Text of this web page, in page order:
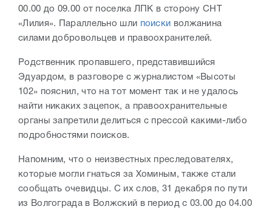
00.00 до 09.00 от поселка ЛПК в сторону СНТ
«Лилия». Параллельно шли поиски волжанина
силами добровольцев и правоохранителей.
Родственник пропавшего, представившийся
Эдуардом, в разговоре с журналистом «Высоты
102» пояснил, что на тот момент так и не удалось
найти никаких зацепок, а правоохранительные
органы запретили делиться с прессой какими-либо
подробностями поисков.
Напомним, что о неизвестных преследователях,
которые могли гнаться за Хоминым, также стали
сообщать очевидцы. С их слов, 31 декабря по пути
из Волгограда в Волжский в период с 03.00 до 04.00